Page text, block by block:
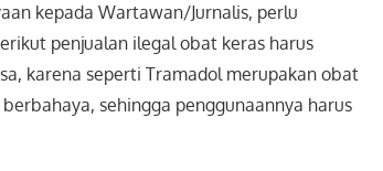
kepada Wartawan/Jurnalis, perlu
penjualan ilegal obat keras harus
karena seperti Tramadol merupakan obat
sehingga penggunaannya harus